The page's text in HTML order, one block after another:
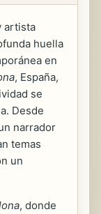
artista
huella
en
, España,
se
Desde
narrador
temas
un
, donde